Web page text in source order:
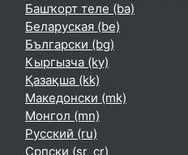
Башҡорт теле ‎(ba)‎
Беларуская ‎(be)‎
Български ‎(bg)‎
Кыргызча ‎(ky)‎
Қазақша ‎(kk)‎
Македонски ‎(mk)‎
Монгол ‎(mn)‎
Русский ‎(ru)‎
Српски ‎(sr_cr)‎